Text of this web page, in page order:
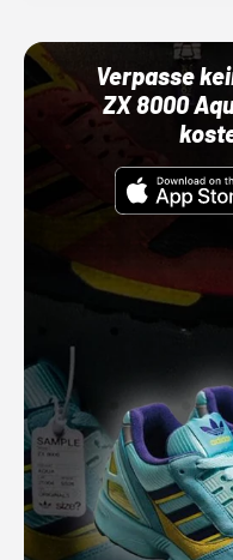
Verpasse
ZX 8000